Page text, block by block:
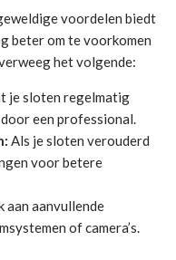
voordelen biedt
beter om te voorkomen
het volgende:
je sloten regelmatig
een professional.
Als je sloten verouderd
voor betere
aan aanvullende
of camera’s.